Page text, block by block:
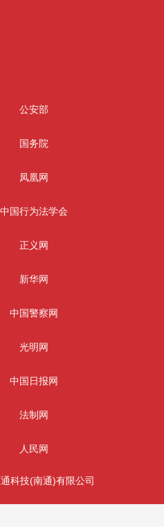
公安部
国务院
凤凰网
中国行为法学会
正义网
新华网
中国警察网
光明网
中国日报网
法制网
人民网
科技(南通)有限公司